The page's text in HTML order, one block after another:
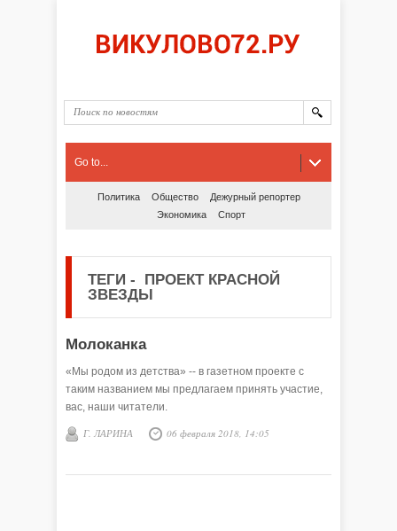
Go to...
Политика Общество
Дежурный репортер
Экономика
Спорт
ТЕГИ - ПРОЕКТ КРАСНОЙ
ЗВЕЗДЫ
Молоканка
«Мы родом из детства» -- в газетном проекте с
таким названием мы предлагаем принять участие,
вас, наши читатели.
Г. ЛАРИНА 06 февраля 2018, 14:05